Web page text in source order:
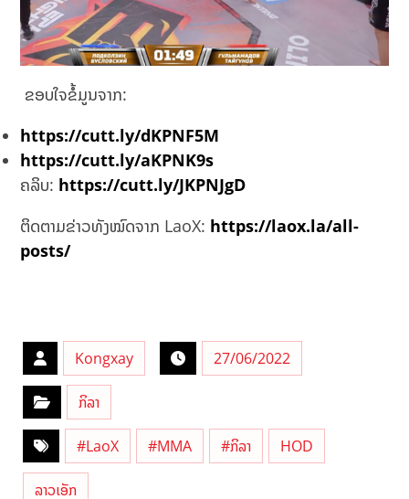
ຂອບໃຈຂໍ້ມູນຈາກ:
https://cutt.ly/dKPNF5M
https://cutt.ly/aKPNK9s
ຄລິບ: https://cutt.ly/JKPNJgD
ຕິດຕາມຂ່າວທັງໝົດຈາກ LaoX: https://laox.la/all-
posts/
Kongxay 27/06/2022
ກິລາ
#LaoX #MMA #ກິລາ HOD
ລາວເອັກ